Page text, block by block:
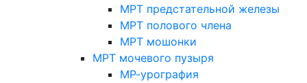
МРТ предстательной железы
МРТ полового члена
МРТ мошонки
МРТ мочевого пузыря
МР-урография